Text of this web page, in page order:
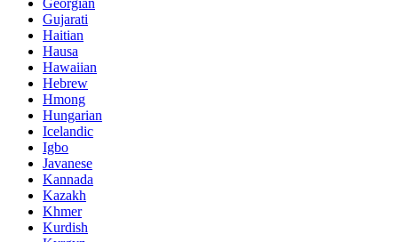
Gujarati
Haitian
Hausa
Hawaiian
Hebrew
Hmong
Hungarian
Icelandic
Igbo
Javanese
Kannada
Kazakh
Khmer
Kurdish